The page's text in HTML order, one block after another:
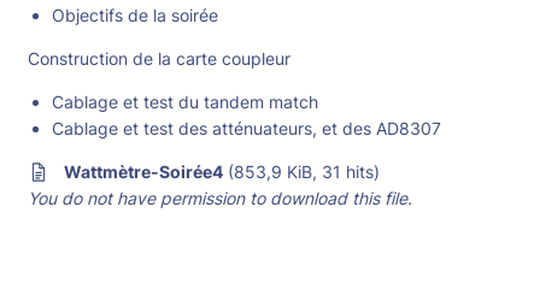
Objectifs de la soirée
Construction de la carte coupleur
Cablage et test du tandem match
Cablage et test des atténuateurs, et des AD8307
Wattmètre-Soirée4 (853,9 KiB, 31 hits)
You do not have permission to download this file.